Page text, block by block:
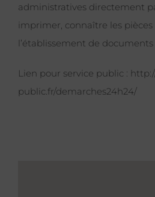
administratives directement
imprimer, connaître les pièces
l’établissement de documents
Lien pour service public :
public.fr/demarches24h24/